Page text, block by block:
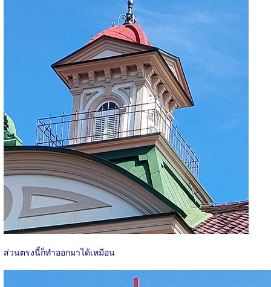
ส่วนตรงนี้ก็ทำออกมาได้เหมือน